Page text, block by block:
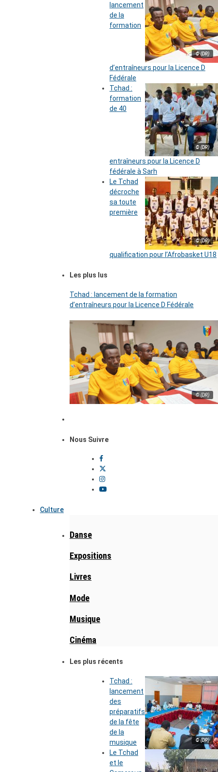
© (DR)
lancement
de la
formation
d’entraîneurs pour la Licence D
Fédérale
© (DR)
Tchad :
formation
de 40
entraîneurs pour la Licence D
fédérale à Sarh
© (DR)
Le Tchad
décroche
sa toute
première
qualification pour l’Afrobasket U18
Les plus lus
Tchad : lancement de la formation
d’entraîneurs pour la Licence D Fédérale
© (DR)
Nous Suivre
Culture
Danse
Expositions
Livres
Mode
Musique
Cinéma
Les plus récents
© (DR)
Tchad :
lancement
des
préparatifs
de la fête
de la
musique
Le Tchad
et le